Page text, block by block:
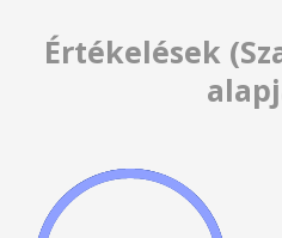
Értékelések